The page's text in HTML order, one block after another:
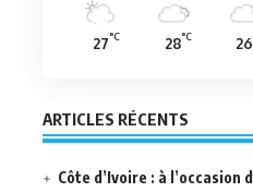
27°C 28°C 26
ARTICLES RÉCENTS
Côte d’Ivoire : à